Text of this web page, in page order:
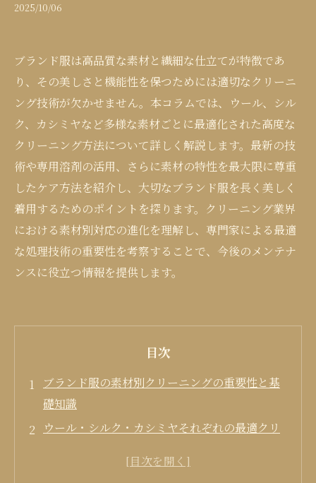
2025/10/06
ブランド服は高品質な素材と繊細な仕立てが特徴であ
り、その美しさと機能性を保つためには適切なクリーニ
ング技術が欠かせません。本コラムでは、ウール、シル
ク、カシミヤなど多様な素材ごとに最適化された高度な
クリーニング方法について詳しく解説します。最新の技
術や専用溶剤の活用、さらに素材の特性を最大限に尊重
したケア方法を紹介し、大切なブランド服を長く美しく
着用するためのポイントを探ります。クリーニング業界
における素材別対応の進化を理解し、専門家による最適
な処理技術の重要性を考察することで、今後のメンテナ
ンスに役立つ情報を提供します。
目次
ブランド服の素材別クリーニングの重要性と基
礎知識
ウール・シルク・カシミヤそれぞれの最適クリ